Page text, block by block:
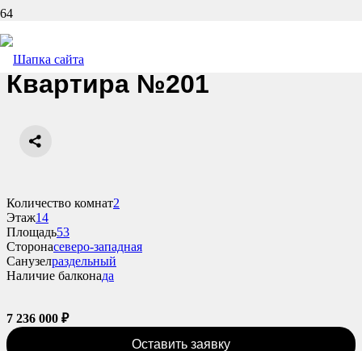
Назад
Квартира №201
Количество комнат2
Этаж14
Площадь53
Сторонасеверо-западная
Санузелраздельный
Наличие балконада
7 236 000 ₽
Оставить заявку